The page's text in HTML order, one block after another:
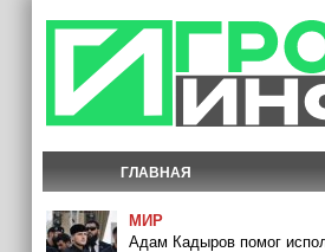
ГЛАВНАЯ
МИР
Адам Кадыров помог